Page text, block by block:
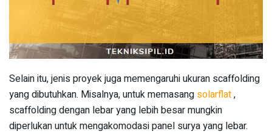
Selain itu, jenis proyek juga memengaruhi ukuran scaffolding
yang dibutuhkan. Misalnya, untuk memasang solarflat,
scaffolding dengan lebar yang lebih besar mungkin
diperlukan untuk mengakomodasi panel surya yang lebar.